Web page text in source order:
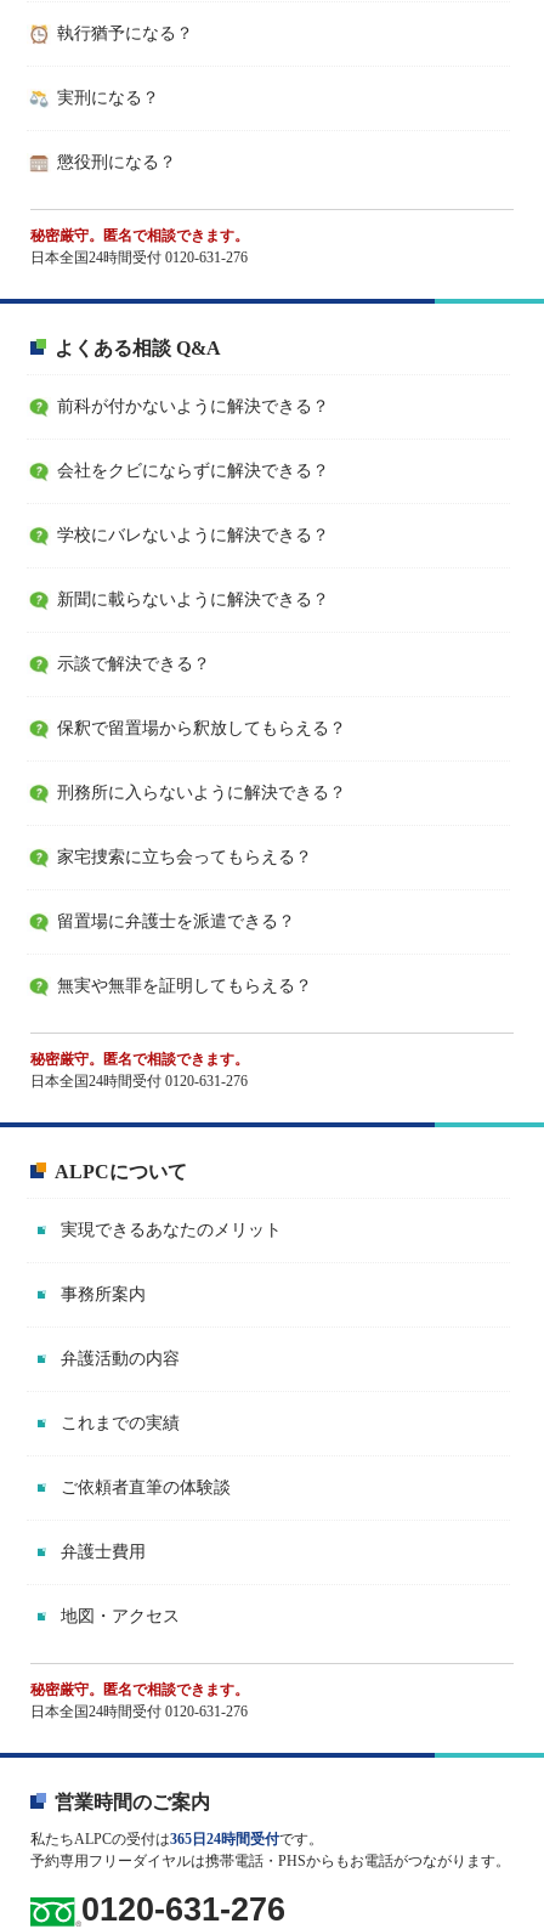
執行猶予になる？
実刑になる？
懲役刑になる？
秘密厳守。匿名で相談できます。
日本全国24時間受付 0120-631-276
よくある相談 Q&A
前科が付かないように解決できる？
会社をクビにならずに解決できる？
学校にバレないように解決できる？
新聞に載らないように解決できる？
示談で解決できる？
保釈で留置場から釈放してもらえる？
刑務所に入らないように解決できる？
家宅捜索に立ち会ってもらえる？
留置場に弁護士を派遣できる？
無実や無罪を証明してもらえる？
秘密厳守。匿名で相談できます。
日本全国24時間受付 0120-631-276
ALPCについて
実現できるあなたのメリット
事務所案内
弁護活動の内容
これまでの実績
ご依頼者直筆の体験談
弁護士費用
地図・アクセス
秘密厳守。匿名で相談できます。
日本全国24時間受付 0120-631-276
営業時間のご案内
私たちALPCの受付は365日24時間受付です。
予約専用フリーダイヤルは携帯電話・PHSからもお電話がつながります。
0120-631-276